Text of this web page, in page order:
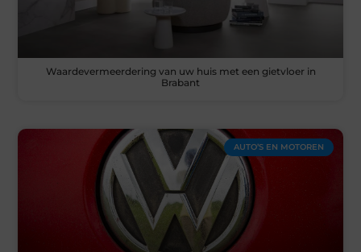
Waardevermeerdering van uw huis met een gietvloer in
Brabant
AUTO’S EN MOTOREN